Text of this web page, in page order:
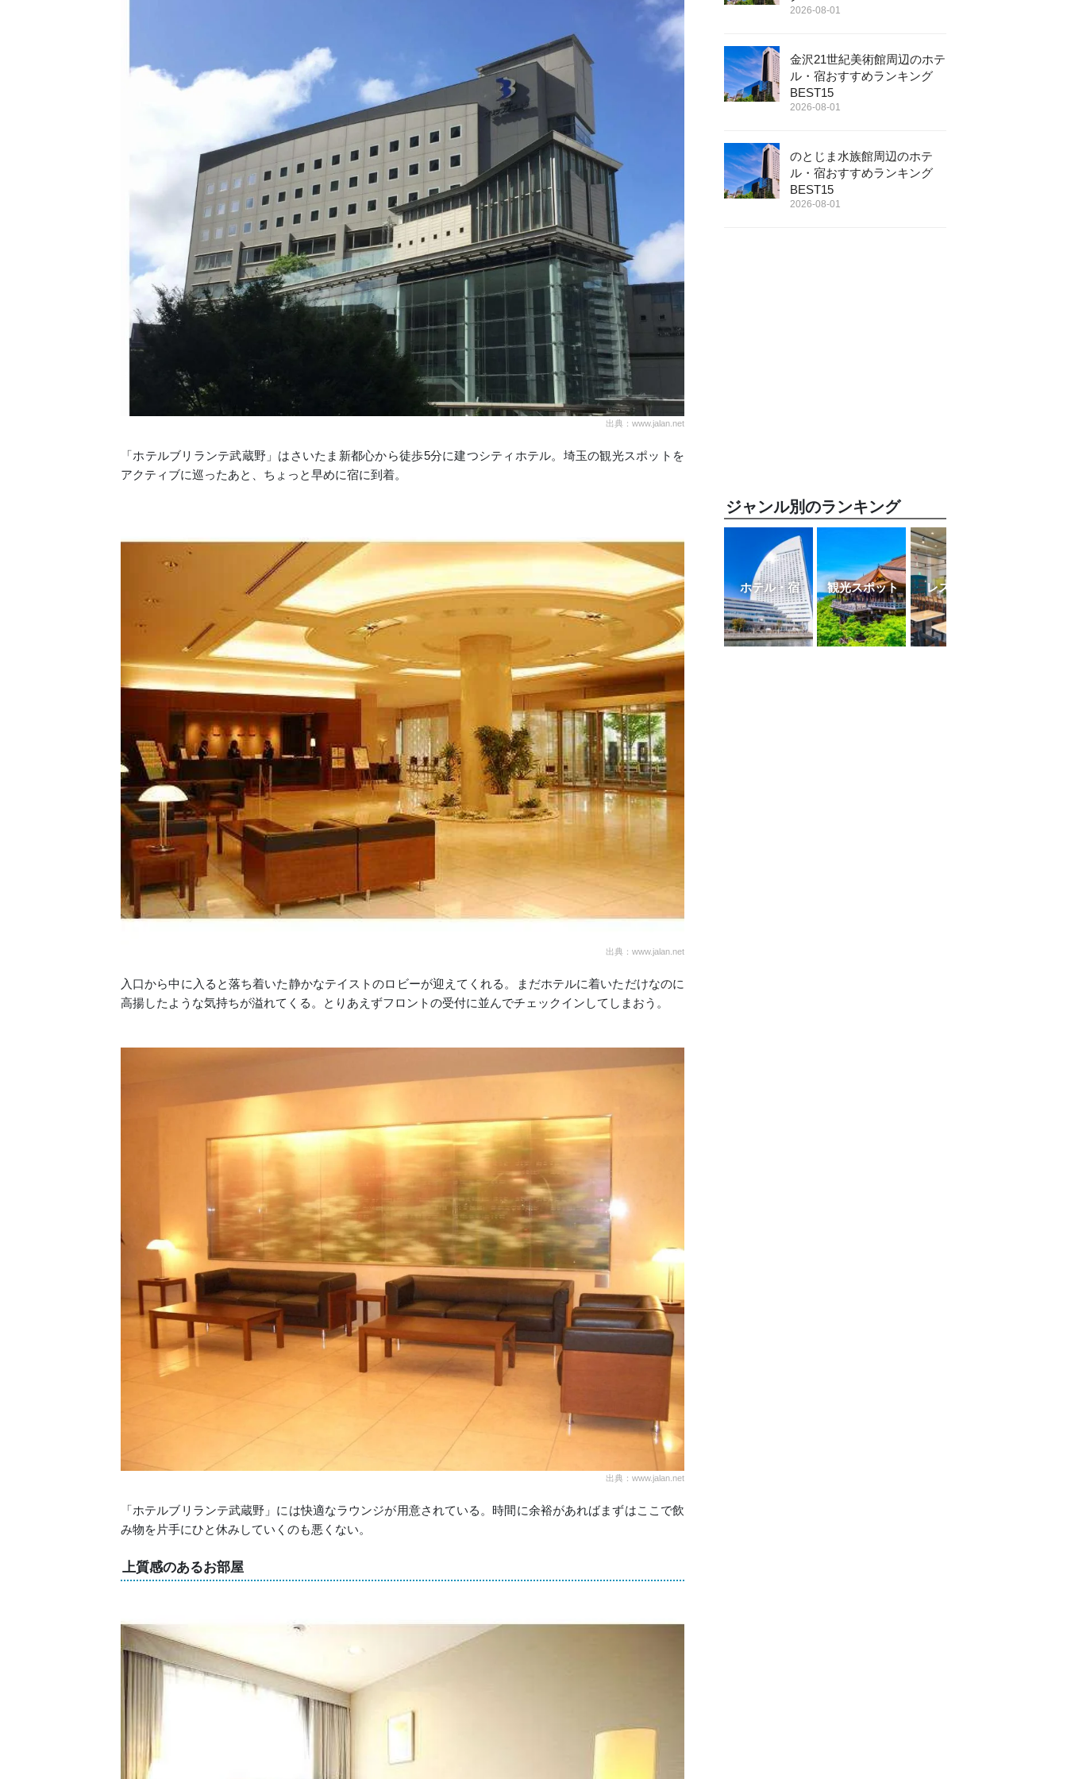
出典：www.jalan.net
「ホテルブリランテ武蔵野」はさいたま新都心から徒歩5分に建つシティホテル。埼玉の観光スポットを
アクティブに巡ったあと、ちょっと早めに宿に到着。
出典：www.jalan.net
入口から中に入ると落ち着いた静かなテイストのロビーが迎えてくれる。まだホテルに着いただけなのに
高揚したような気持ちが溢れてくる。とりあえずフロントの受付に並んでチェックインしてしまおう。
出典：www.jalan.net
「ホテルブリランテ武蔵野」には快適なラウンジが用意されている。時間に余裕があればまずはここで飲
み物を片手にひと休みしていくのも悪くない。
上質感のあるお部屋
2026-08-01
金沢21世紀美術館周辺のホテ
ル・宿おすすめランキング
BEST15
2026-08-01
のとじま水族館周辺のホテ
ル・宿おすすめランキング
BEST15
2026-08-01
ジャンル別のランキング
ホテル・宿 観光スポット レストラン